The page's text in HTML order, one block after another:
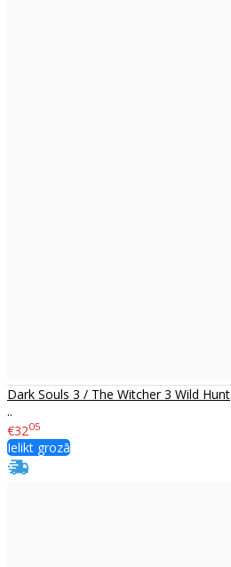
Dark Souls 3 / The Witcher 3 Wild Hunt
..
€3205
Ielikt grozā